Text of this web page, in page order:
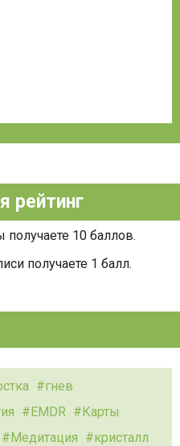
рейтинг
10 баллов.
получаете 1 балл.
гнев
EMDR
Карты
Медитация
кристалл